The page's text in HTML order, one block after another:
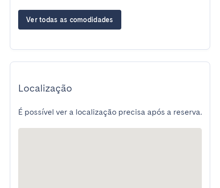
Ver todas as comodidades
Localização
É possível ver a localização precisa após a reserva.